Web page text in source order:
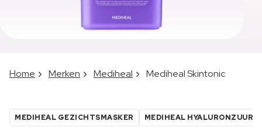
Home Merken Mediheal Mediheal Skintonic
MEDIHEAL GEZICHTSMASKER MEDIHEAL HYALURONZUUR